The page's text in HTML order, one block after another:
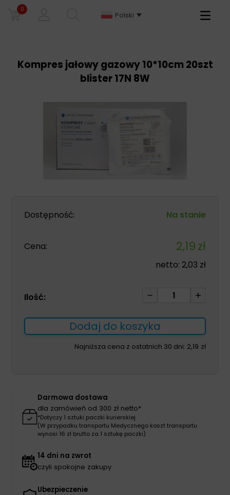
0
Polski
Primary
Kompres jałowy gazowy 10*10cm 20szt
blister 17N 8W
Dostępność: Na stanie
Cena: 2,19zł
netto: 2,03 zł
Ilość:
ilość
jałowy
gazowy
10*10cm
Dodaj do koszyka
Najniższa cena z ostatnich 30 dni: 2,19 zł
Darmowa dostawa
dla zamówień od 300 zł netto*
*Dotyczy 1 sztuki paczki kurierskiej
(W przypadku transportu Medycznego koszt transportu
wynosi 16 zł brutto za 1 sztukę paczki)
14 dni na zwrot
czyli spokojne zakupy
Ubezpieczenie